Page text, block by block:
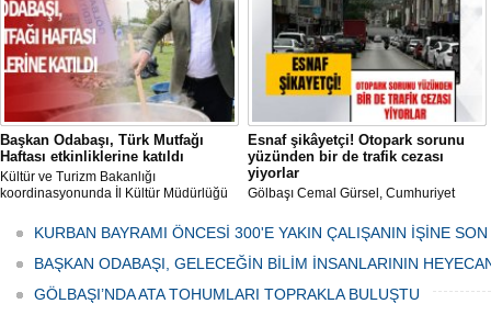
Başkan Odabaşı, Türk Mutfağı
Haftası etkinliklerine katıldı
Kültür ve Turizm Bakanlığı
koordinasyonunda İl Kültür Müdürlüğü
Haftası" etkinlikleri Ankara'da devam
ediyor.
Esnaf şikâyetçi! Otopark sorunu
yüzünden bir de trafik cezası
yiyorlar
Gölbaşı Cemal Gürsel, Cumhuriyet
bulunan esnaf ve alışverişe gelen
vatandaşlar park cezaları yüzünden
canından bezdi.
KURBAN BAYRAMI ÖNCESİ 300'E YAKIN ÇALIŞANIN İŞİNE
BAŞKAN ODABAŞI, GELECEĞİN BİLİM İNSANLARININ
GÖLBAŞI’NDA ATA TOHUMLARI TOPRAKLA BULUŞTU